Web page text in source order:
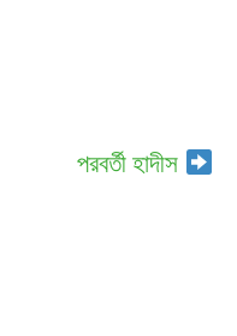
পরবর্তী হাদীস